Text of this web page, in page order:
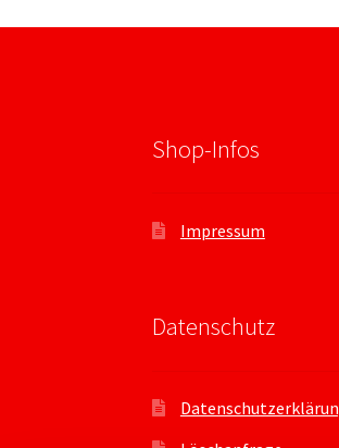
Shop-Infos
Impressum
Datenschutz